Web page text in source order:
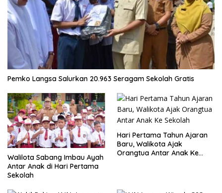
Pemko Langsa Salurkan 20.963 Seragam Sekolah Gratis
Walilota Sabang Imbau Ayah
Antar Anak di Hari Pertama
Sekolah
Hari Pertama Tahun Ajaran
Baru, Walikota Ajak
Orangtua Antar Anak Ke